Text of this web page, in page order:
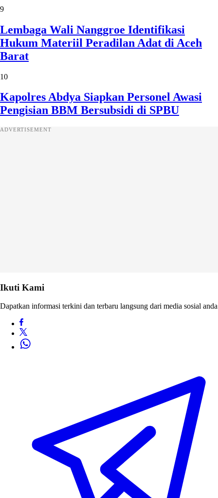
9
Lembaga Wali Nanggroe Identifikasi
Hukum Materiil Peradilan Adat di Aceh
Barat
10
Kapolres Abdya Siapkan Personel Awasi
Pengisian BBM Bersubsidi di SPBU
ADVERTISEMENT
Ikuti Kami
Dapatkan informasi terkini dan terbaru langsung dari media sosial anda